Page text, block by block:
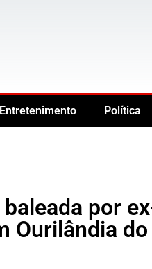
Entretenimento Política
por
Ourilândia